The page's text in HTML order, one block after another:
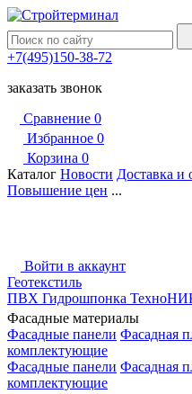
+7(495)150-38-72
заказать звонок
Сравнение 0
Избранное 0
Корзина 0
Каталог Новости Доставка и
Повышение цен ...
Войти в аккаунт
Геотекстиль
ПВХ Гидрошпонка
Фасадные материалы
Фасадные панели Фасадная
комплектующие
Фасадные панели Фасадная
комплектующие